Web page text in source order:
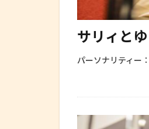
サリィと
パーソナリティー